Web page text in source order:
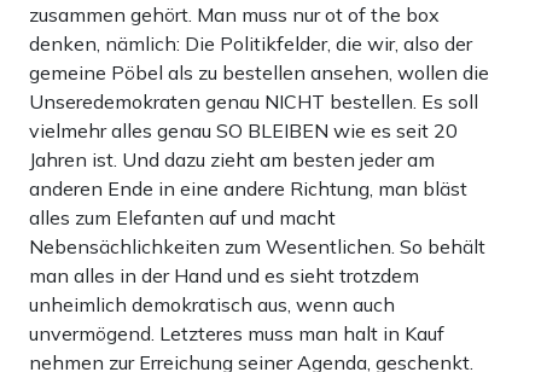
zusammen gehört. Man muss nur ot of the box
denken, nämlich: Die Politikfelder, die wir, also der
gemeine Pöbel als zu bestellen ansehen, wollen die
Unseredemokraten genau NICHT bestellen. Es soll
vielmehr alles genau SO BLEIBEN wie es seit 20
Jahren ist. Und dazu zieht am besten jeder am
anderen Ende in eine andere Richtung, man bläst
alles zum Elefanten auf und macht
Nebensächlichkeiten zum Wesentlichen. So behält
man alles in der Hand und es sieht trotzdem
unheimlich demokratisch aus, wenn auch
unvermögend. Letzteres muss man halt in Kauf
nehmen zur Erreichung seiner Agenda, geschenkt.